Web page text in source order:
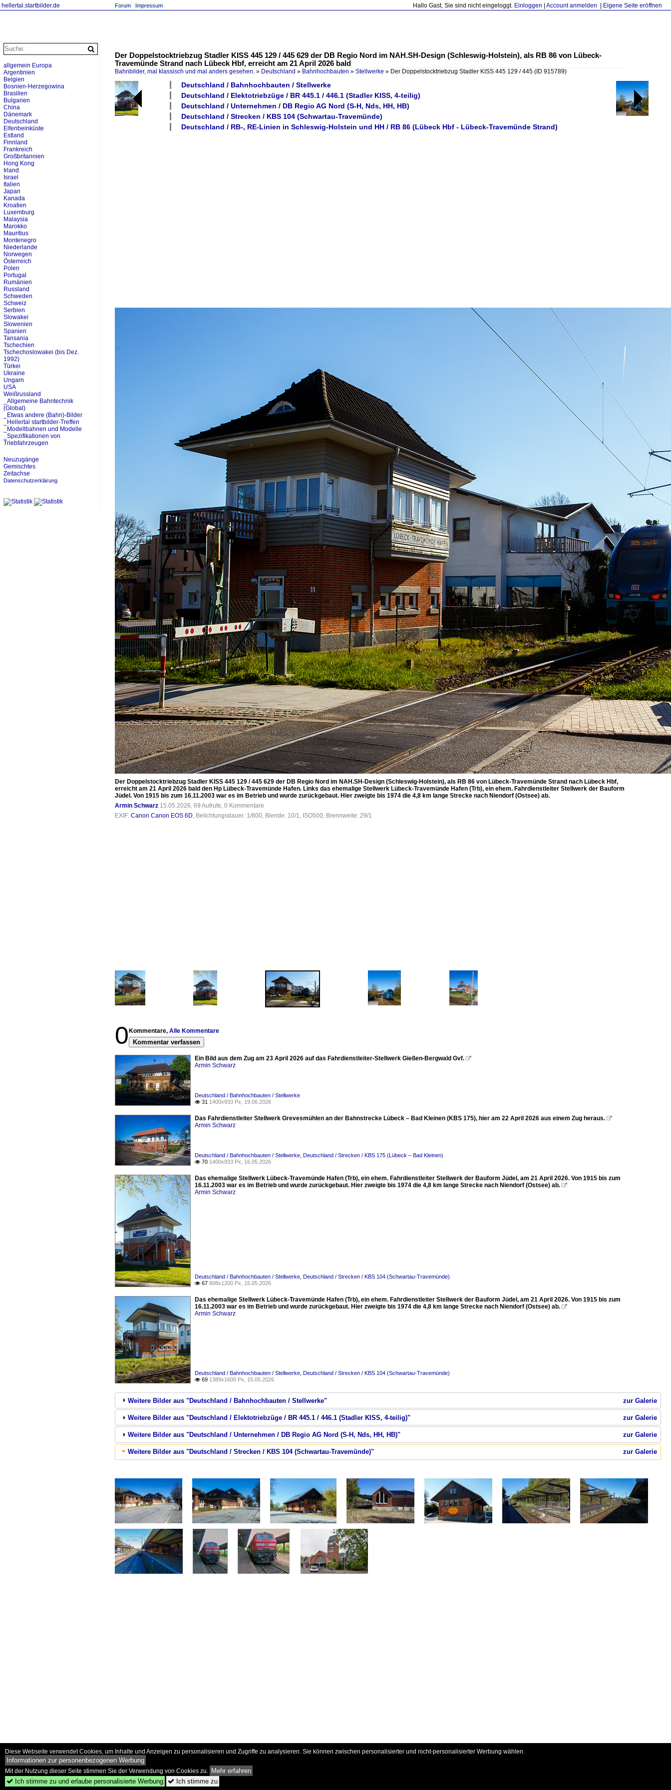
hellertal.startbilder.de Hallo Gast, Sie sind nicht eingeloggt. Einloggen Account anmelden Eigene Seite eröffnen
Forum Impressum
Der Doppelstocktriebzug Stadler KISS 445 129 / 445 629 der DB Regio Nord im NAH.SH-Design (Schleswig-Holstein), als RB 86 von Lübeck-
Travemünde Strand nach Lübeck Hbf, erreicht am 21 April 2026 bald
Bahnbilder, mal klassisch und mal anders gesehen. » Deutschland » Bahnhochbauten » Stellwerke » Der Doppelstocktriebzug Stadler KISS 445 129 / 445 (ID 915789)
Deutschland / Bahnhochbauten / Stellwerke
Deutschland / Elektotriebzüge / BR 445.1 / 446.1 (Stadler KISS, 4-teilig)
Deutschland / Unternehmen / DB Regio AG Nord (S-H, Nds, HH, HB)
Deutschland / Strecken / KBS 104 (Schwartau-Travemünde)
Deutschland / RB-, RE-Linien in Schleswig-Holstein und HH / RB 86 (Lübeck Hbf - Lübeck-Travemünde Strand)
Der Doppelstocktriebzug Stadler KISS 445 129 / 445 629 der DB Regio Nord im NAH.SH-Design (Schleswig-Holstein), als RB 86 von Lübeck-Travemünde Strand nach Lübeck Hbf,
erreicht am 21 April 2026 bald den Hp Lübeck-Travemünde Hafen. Links das ehemalige Stellwerk Lübeck-Travemünde Hafen (Trb), ein ehem. Fahrdienstleiter Stellwerk der Bauform
Jüdel. Von 1915 bis zum 16.11.2003 war es im Betrieb und wurde zurückgebaut. Hier zweigte bis 1974 die 4,8 km lange Strecke nach Niendorf (Ostsee) ab.
Armin Schwarz 15.05.2026, 69 Aufrufe, 0 Kommentare
EXIF: Canon Canon EOS 6D, Belichtungsdauer: 1/800, Blende: 10/1, ISO500, Brennweite: 29/1
0 Kommentare, Alle Kommentare
Kommentar verfassen
Ein Bild aus dem Zug am 23 April 2026 auf das Fahrdienstleiter-Stellwerk Gießen-Bergwald Gvf. 
Armin Schwarz
Deutschland / Bahnhochbauten / Stellwerke
 31 1400x933 Px, 19.06.2026
Das Fahrdienstleiter Stellwerk Grevesmühlen an der Bahnstrecke Lübeck – Bad Kleinen (KBS 175), hier am 22 April 2026 aus einem Zug heraus. 
Armin Schwarz
Deutschland / Bahnhochbauten / Stellwerke Deutschland / Strecken / KBS 175 (Lübeck – Bad Kleinen)
 70 1400x933 Px, 16.05.2026
Das ehemalige Stellwerk Lübeck-Travemünde Hafen (Trb), ein ehem. Fahrdienstleiter Stellwerk der Bauform Jüdel, am 21 April 2026. Von 1915 bis zum
16.11.2003 war es im Betrieb und wurde zurückgebaut. Hier zweigte bis 1974 die 4,8 km lange Strecke nach Niendorf (Ostsee) ab. 
Armin Schwarz
Deutschland / Bahnhochbauten / Stellwerke Deutschland / Strecken / KBS 104 (Schwartau-Travemünde)
 67 808x1200 Px, 15.05.2026
Das ehemalige Stellwerk Lübeck-Travemünde Hafen (Trb), ein ehem. Fahrdienstleiter Stellwerk der Bauform Jüdel, am 21 April 2026. Von 1915 bis zum
16.11.2003 war es im Betrieb und wurde zurückgebaut. Hier zweigte bis 1974 die 4,8 km lange Strecke nach Niendorf (Ostsee) ab. 
Armin Schwarz
Deutschland / Bahnhochbauten / Stellwerke Deutschland / Strecken / KBS 104 (Schwartau-Travemünde)
 69 1389x1600 Px, 15.05.2026
zur Galerie
Weitere Bilder aus "Deutschland / Bahnhochbauten / Stellwerke"
zur Galerie
Weitere Bilder aus "Deutschland / Elektotriebzüge / BR 445.1 / 446.1 (Stadler KISS, 4-teilig)"
zur Galerie
Weitere Bilder aus "Deutschland / Unternehmen / DB Regio AG Nord (S-H, Nds, HH, HB)"
zur Galerie
Weitere Bilder aus "Deutschland / Strecken / KBS 104 (Schwartau-Travemünde)"
allgemein Europa
Argentinien
Belgien
Bosnien-Herzegowina
Brasilien
Bulgarien
China
Dänemark
Deutschland
Elfenbeinküste
Estland
Finnland
Frankreich
Großbritannien
Hong Kong
Irland
Israel
Italien
Japan
Kanada
Kroatien
Luxemburg
Malaysia
Marokko
Mauritius
Montenegro
Niederlande
Norwegen
Österreich
Polen
Portugal
Rumänien
Russland
Schweden
Schweiz
Serbien
Slowakei
Slowenien
Spanien
Tansania
Tschechien
Tschechoslowakei (bis Dez.
1992)
Türkei
Ukraine
Ungarn
USA
Weißrussland
_Allgemeine Bahntechnik
(Global)
_Etwas andere (Bahn)-Bilder
_Hellertal startbilder-Treffen
_Modellbahnen und Modelle
_Spezifikationen von
Triebfahrzeugen
Neuzugänge
Gemischtes
Zeitachse
Datenschutzerklärung
Diese Webseite verwendet Cookies, um Inhalte und Anzeigen zu personalisieren und Zugriffe zu analysieren. Sie können zwischen personalisierter und nicht-personalisierter Werbung wählen.
Informationen zur personenbezogenen Werbung
Mit der Nutzung dieser Seite stimmen Sie der Verwendung von Cookies zu. Mehr erfahren
 Ich stimme zu und erlaube personalisierte Werbung  Ich stimme zu